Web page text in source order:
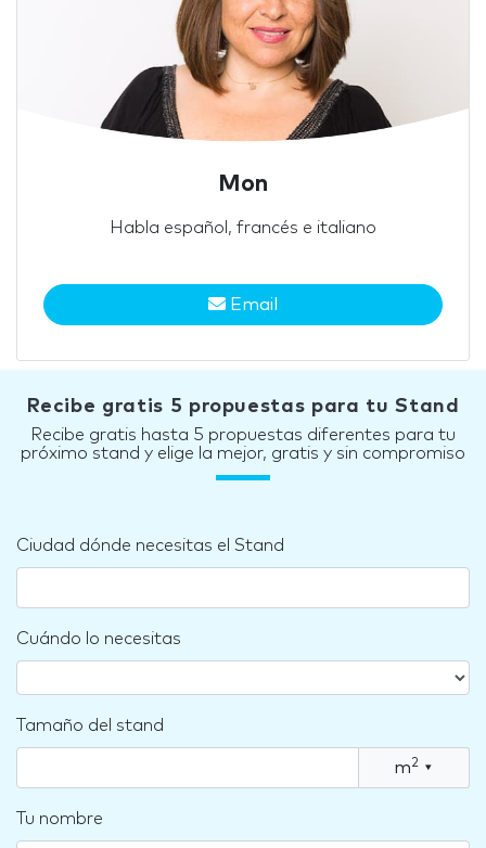
Mon
Habla español, francés e italiano
Email
Recibe gratis 5 propuestas para tu Stand
Recibe gratis hasta 5 propuestas diferentes para tu
próximo stand y elige la mejor, gratis y sin compromiso
Ciudad dónde necesitas el Stand
Cuándo lo necesitas
Tamaño del stand
m2 ▾
Tu nombre